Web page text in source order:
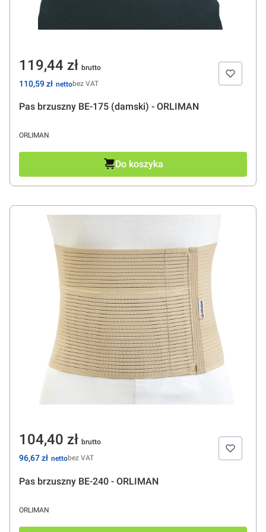
Pas brzuszny BE-175 (damski) - ORLIMAN
PRODUCENT
ORLIMAN
Cena
119,44 zł
Cena
110,59 zł bez VAT
Do koszyka
Pas brzuszny BE-240 - ORLIMAN
PRODUCENT
ORLIMAN
Cena
104,40 zł
Cena
96,67 zł bez VAT